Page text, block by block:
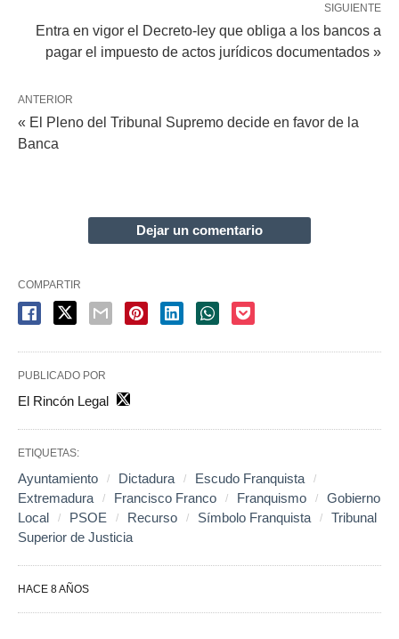
SIGUIENTE
Entra en vigor el Decreto-ley que obliga a los bancos a
pagar el impuesto de actos jurídicos documentados »
ANTERIOR
« El Pleno del Tribunal Supremo decide en favor de la
Banca
Dejar un comentario
COMPARTIR
PUBLICADO POR
El Rincón Legal
ETIQUETAS:
Ayuntamiento Dictadura
Escudo Franquista
Extremadura
Francisco Franco Franquismo
Gobierno
Local
PSOE Recurso Símbolo Franquista
Tribunal
Superior de Justicia
HACE 8 AÑOS